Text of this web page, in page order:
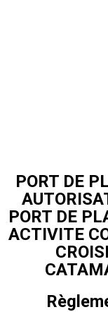
PORT DE
PORT DE
ACTIVITE